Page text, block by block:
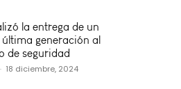
la entrega de un
generación al
de seguridad
18 diciembre, 2024